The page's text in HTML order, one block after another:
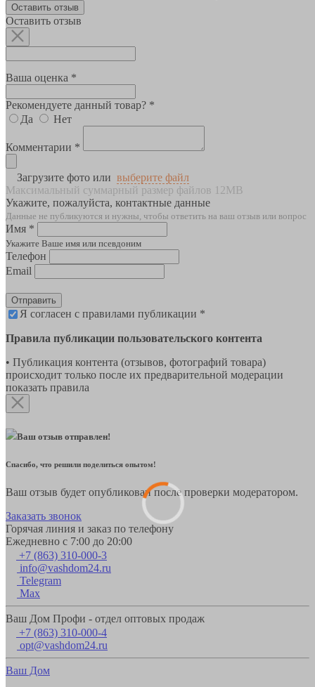
Оставить отзыв
Оставить отзыв
Ваша оценка *
Рекомендуете данный товар? *
Да
Нет
Комментарии *
Загрузите фото или выберите файл
Максимальный суммарный размер файлов 12MB
Укажите, пожалуйста, контактные данные
Данные не публикуются и нужны, чтобы ответить на ваш отзыв или вопрос
Имя *
Укажите Ваше имя или псевдоним
Телефон
Email
Отправить
Я согласен с правилами публикации *
Правила публикации пользовательского контента
• Публикация контента (отзывов, фотографий товара)
происходит только после их предварительной модерации
показать правила
Ваш отзыв отправлен!
Спасибо, что решили поделиться опытом!
Ваш отзыв будет опубликован после проверки модератором.
Заказать звонок
Горячая линия и заказ по телефону
Ежедневно с 7:00 до 20:00
+7 (863) 310-000-3
info@vashdom24.ru
Telegram
Max
Ваш Дом Профи - отдел оптовых продаж
+7 (863) 310-000-4
opt@vashdom24.ru
Ваш Дом